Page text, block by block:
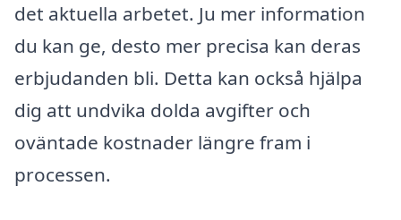
det aktuella arbetet. Ju mer information
du kan ge, desto mer precisa kan deras
erbjudanden bli. Detta kan också hjälpa
dig att undvika dolda avgifter och
oväntade kostnader längre fram i
processen.